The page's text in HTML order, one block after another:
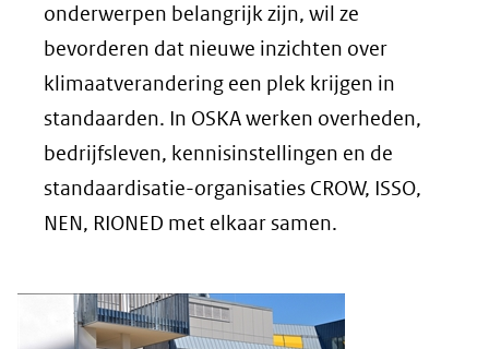
onderwerpen belangrijk zijn, wil ze
bevorderen dat nieuwe inzichten over
klimaatverandering een plek krijgen in
standaarden. In OSKA werken overheden,
bedrijfsleven, kennisinstellingen en de
standaardisatie-organisaties CROW, ISSO,
NEN, RIONED met elkaar samen.